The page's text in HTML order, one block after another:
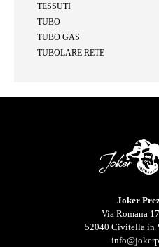
TESSUTI
TUBO
TUBO GAS
TUBOLARE RETE
Joker
Via Romana
52040 Civitella in